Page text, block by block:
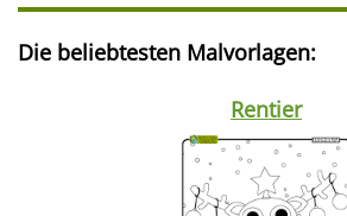
Die beliebtesten Malvorlagen:
Rentier